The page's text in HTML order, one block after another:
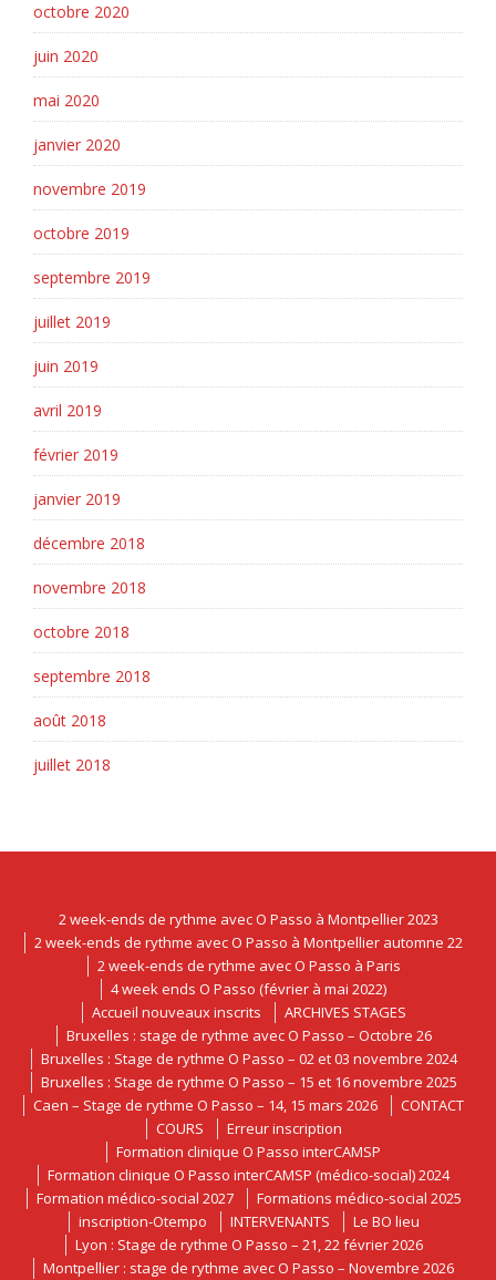
octobre 2020
juin 2020
mai 2020
janvier 2020
novembre 2019
octobre 2019
septembre 2019
juillet 2019
juin 2019
avril 2019
février 2019
janvier 2019
décembre 2018
novembre 2018
octobre 2018
septembre 2018
août 2018
juillet 2018
2 week-ends de rythme avec O Passo à Montpellier 2023
2 week-ends de rythme avec O Passo à Montpellier automne 22
2 week-ends de rythme avec O Passo à Paris
4 week ends O Passo (février à mai 2022)
Accueil nouveaux inscrits
ARCHIVES STAGES
Bruxelles : stage de rythme avec O Passo – Octobre 26
Bruxelles : Stage de rythme O Passo – 02 et 03 novembre 2024
Bruxelles : Stage de rythme O Passo – 15 et 16 novembre 2025
Caen – Stage de rythme O Passo – 14, 15 mars 2026
CONTACT
COURS
Erreur inscription
Formation clinique O Passo interCAMSP
Formation clinique O Passo interCAMSP (médico-social) 2024
Formation médico-social 2027
Formations médico-social 2025
inscription-Otempo
INTERVENANTS
Le BO lieu
Lyon : Stage de rythme O Passo – 21, 22 février 2026
Montpellier : stage de rythme avec O Passo – Novembre 2026